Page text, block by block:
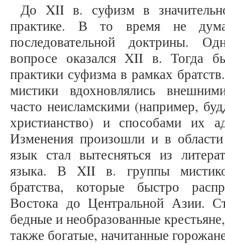
До XII в. суфизм в
практике. В то время не
последовательной доктрины.
вопросе оказался XII в. Тогда
практики суфизма в рамках
мистики вдохновлялись
часто неисламскими (например,
христианство) и способами их
Изменения произошли и в
язык стал вытесняться из
языка. В XII в. группы
братства, которые быстро
Востока до Центральной Азии.
бедные и необразованные
также богатые, начитанные